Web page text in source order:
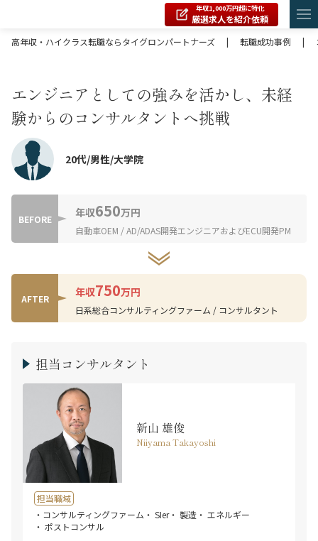
年収1,000万円超に特化
厳選求人を紹介依頼
高年収・ハイクラス転職ならタイグロンパートナーズ
| 転職成功事例 |
エンジニアとしての強みを活かし、未経
験からのコンサルタントへ挑戦
20代/男性/大学院
BEFORE 年収650万円
自動車OEM / AD/ADAS開発エンジニアおよびECU開発PM
AFTER 年収750万円
日系総合コンサルティングファーム / コンサルタント
担当コンサルタント
新山 雄俊
Niiyama Takayoshi
担当職域
・コンサルティングファーム ・ SIer・ 製造 ・ エネルギー
・ ポストコンサル